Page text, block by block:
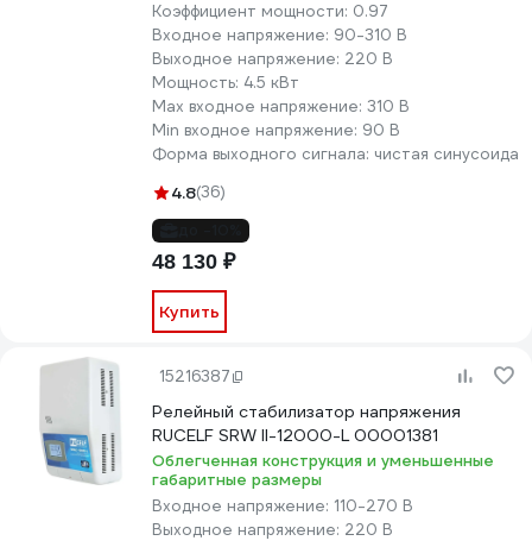
Коэффициент мощности: 0.97
Входное напряжение: 90-310 В
Выходное напряжение: 220 В
Мощность: 4.5 кВт
Max входное напряжение: 310 В
Min входное напряжение: 90 В
Форма выходного сигнала: чистая синусоида
4.8(36)
48 130 ₽
Купить
15216387
Релейный стабилизатор напряжения
RUCELF SRW II-12000-L 00001381
Облегченная конструкция и уменьшенные
габаритные размеры
Входное напряжение: 110-270 В
Выходное напряжение: 220 В